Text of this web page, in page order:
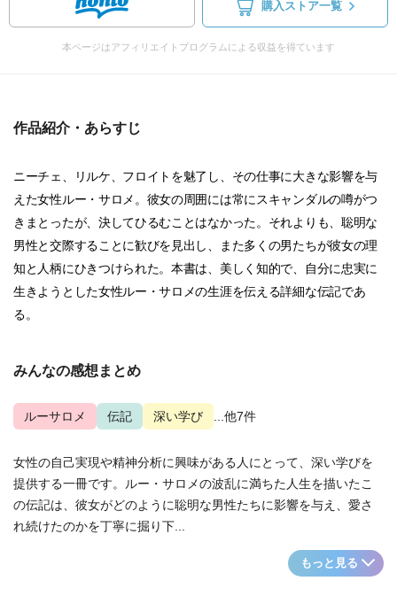
購入ストア一覧
本ページはアフィリエイトプログラムによる収益を得ています
作品紹介・あらすじ
ニーチェ、リルケ、フロイトを魅了し、その仕事に大きな影響を与
えた女性ルー・サロメ。彼女の周囲には常にスキャンダルの噂がつ
きまとったが、決してひるむことはなかった。それよりも、聡明な
男性と交際することに歓びを見出し、また多くの男たちが彼女の理
知と人柄にひきつけられた。本書は、美しく知的で、自分に忠実に
生きようとした女性ルー・サロメの生涯を伝える詳細な伝記であ
る。
みんなの感想まとめ
ルーサロメ 伝記 深い学び ...他7件
女性の自己実現や精神分析に興味がある人にとって、深い学びを
提供する一冊です。ルー・サロメの波乱に満ちた人生を描いたこ
の伝記は、彼女がどのように聡明な男性たちに影響を与え、愛さ
れ続けたのかを丁寧に掘り下...
もっと見る